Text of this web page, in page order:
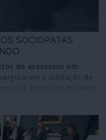
SOCIOPATAS
de assassínio em
a utilização de
alvo – a China.